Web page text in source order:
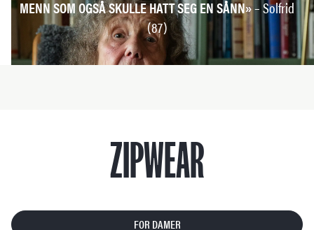
MENN SOM OGSÅ SKULLE HATT SEG EN SÅNN»– Solfrid
(87)
ZIPWEAR
FOR DAMER